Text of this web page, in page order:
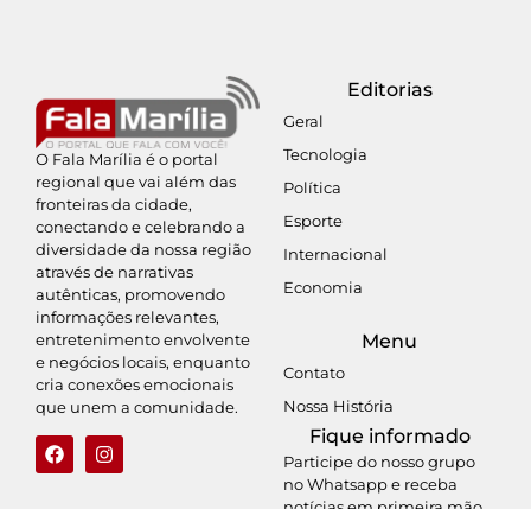
O Fala Marília é o portal
regional que vai além das
fronteiras da cidade,
conectando e celebrando a
diversidade da nossa região
através de narrativas
autênticas, promovendo
informações relevantes,
entretenimento envolvente
e negócios locais, enquanto
cria conexões emocionais
que unem a comunidade.
Editorias
Geral
Tecnologia
Política
Esporte
Internacional
Economia
Menu
Contato
Nossa História
Fique informado
Participe do nosso grupo
no Whatsapp e receba